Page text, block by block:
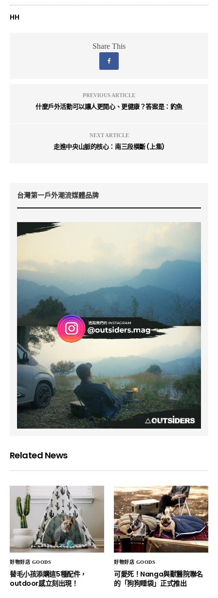
HH
Share This
PREVIOUS ARTICLE
什麼戶外活動可以讓人更開心、更健康？答案是：釣魚
NEXT ARTICLE
走進中央山脈的核心：南三段橫斷 (上集)
台灣第一戶外潮流媒體品牌
Related News
好物好店 GOODS
替毛小孩添購這5種配件，
outdoor感立刻出現！
好物好店 GOODS
可愛死！Nanga與獸醫院聯名
的「狗狗睡袋」正式推出